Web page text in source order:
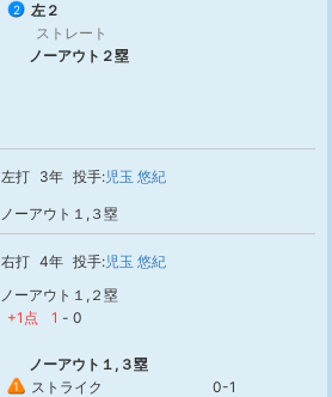
2
左２
ストレート
ノーアウト２塁
左打 3年 投手:児玉 悠紀
ノーアウト１,３塁
右打 4年 投手:児玉 悠紀
ノーアウト１,２塁
+1点
1 - 0
ノーアウト１,３塁
1 ストライク
0-1